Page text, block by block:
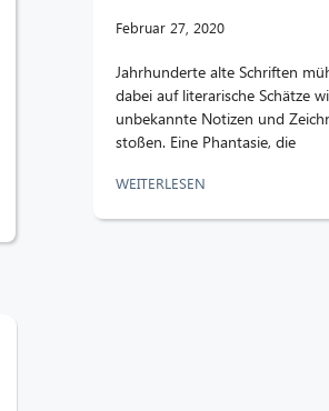
Februar 27, 2020
Jahrhunderte alte Schriften
dabei auf literarische Schätze
unbekannte Notizen und
stoßen. Eine Phantasie, die
WEITERLESEN